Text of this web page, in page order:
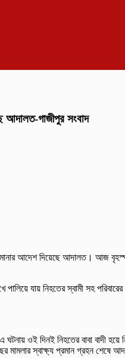
আদালত-গাজীপুর সংবাদ
আদেশ দিয়েছে আদালত। আজ
যায় নিহতের স্বামী সহ
ওই দিনই নিহতের বাবা বাদী
মামলার স্বাক্ষ্য প্রমান গ্রহন শেষে